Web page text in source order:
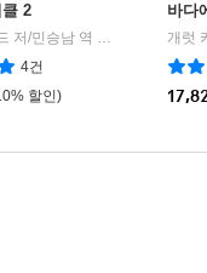
2
저/민승남 역 | 문학동네
4건
할인)
바다
개럿